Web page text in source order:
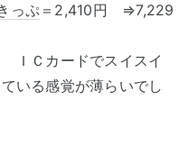
っぷ ＝2,410円 ⇒7,229
ＩＣカードでスイスイ
いる感覚が薄らいでし